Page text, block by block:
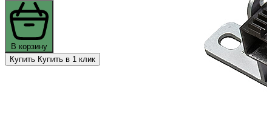
В корзину
Купить Купить в 1 клик